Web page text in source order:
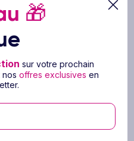
l'esprit serein
25 € par personne
vous
liés au voyage :
🎁
sur votre prochain
nosoffres exclusives en